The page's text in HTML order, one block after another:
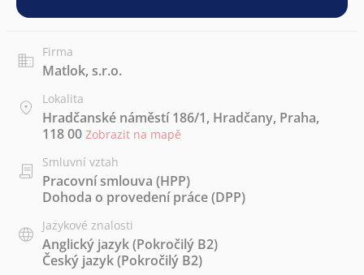
Firma
Matlok, s.r.o.
Lokalita
Hradčanské náměstí 186/1, Hradčany, Praha,
118 00 Zobrazit na mapě
Smluvní vztah
Pracovní smlouva (HPP)
Dohoda o provedení práce (DPP)
Jazykové znalosti
Anglický jazyk(Pokročilý B2)
Český jazyk(Pokročilý B2)